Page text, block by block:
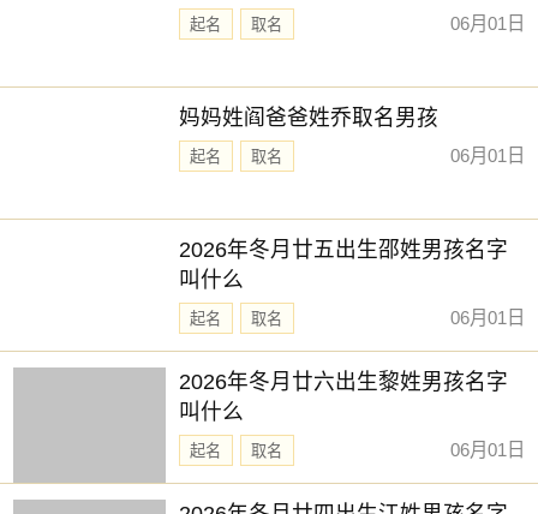
起名 取名 06月01日
妈妈姓阎爸爸姓乔取名男孩
起名 取名 06月01日
2026年冬月廿五出生邵姓男孩名字
叫什么
起名 取名 06月01日
2026年冬月廿六出生黎姓男孩名字
叫什么
起名 取名 06月01日